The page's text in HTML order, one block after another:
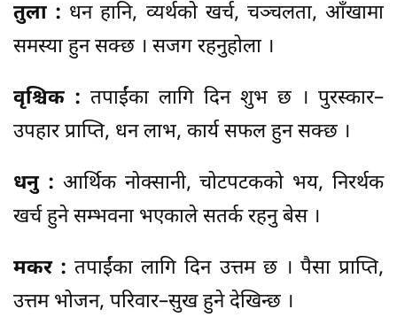
तुला : धन हानि, व्यर्थको खर्च, चञ्चलता, आँखामा
समस्या हुन सक्छ । सजग रहनुहोला ।
वृश्चिक : तपाईंका लागि दिन शुभ छ । पुरस्कार–
उपहार प्राप्ति, धन लाभ, कार्य सफल हुन सक्छ ।
धनु : आर्थिक नोक्सानी, चोटपटकको भय, निरर्थक
खर्च हुने सम्भवना भएकाले सतर्क रहनु बेस ।
मकर :तपाईंका लागि दिन उत्तम छ । पैसा प्राप्ति,
उत्तम भोजन, परिवार–सुख हुने देखिन्छ ।